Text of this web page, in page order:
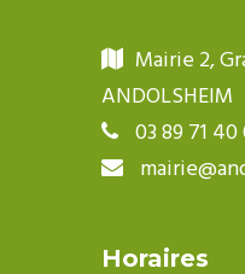
Mairie 2,
ANDOLSHEIM
03 89 71 40
Horaires